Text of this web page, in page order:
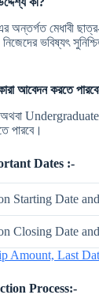
মেধাবী ছাত্র-
ভবিষ্যৎ
আবেদন করতে
অথবা
পারবে।
Dates :-
Starting Date
Closing Date
Amount, Last
Process:-